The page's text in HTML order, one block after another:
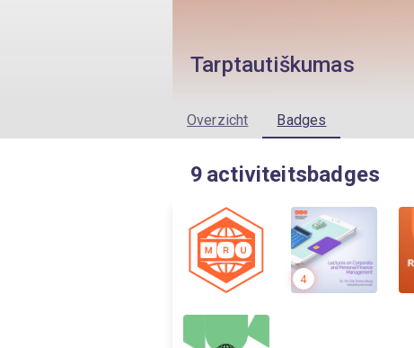
Tarptautiškumas
Overzicht Badges
9 activiteitsbadges
4